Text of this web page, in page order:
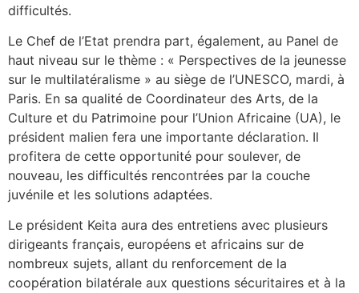
difficultés.
Le Chef de l’Etat prendra part, également, au Panel de
haut niveau sur le thème : « Perspectives de la jeunesse
sur le multilatéralisme » au siège de l’UNESCO, mardi, à
Paris. En sa qualité de Coordinateur des Arts, de la
Culture et du Patrimoine pour l’Union Africaine (UA), le
président malien fera une importante déclaration. Il
profitera de cette opportunité pour soulever, de
nouveau, les difficultés rencontrées par la couche
juvénile et les solutions adaptées.
Le président Keita aura des entretiens avec plusieurs
dirigeants français, européens et africains sur de
nombreux sujets, allant du renforcement de la
coopération bilatérale aux questions sécuritaires et à la